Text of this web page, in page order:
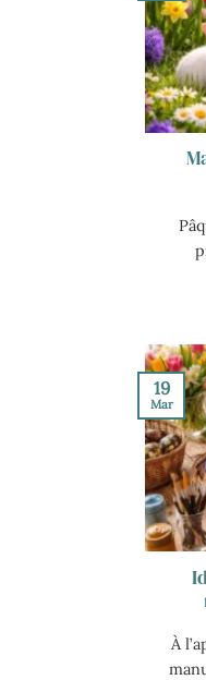
À
19
Mar